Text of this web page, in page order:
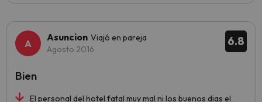
6.8
Asuncion Viajó en pareja
Agosto 2016
El personal del hotel fatal muy mal ni los buenos dias el
Bien